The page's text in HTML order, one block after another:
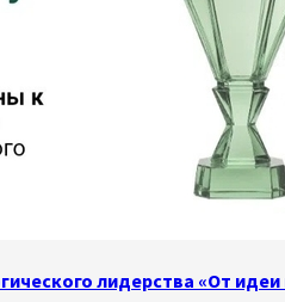
лидерства «От идеи